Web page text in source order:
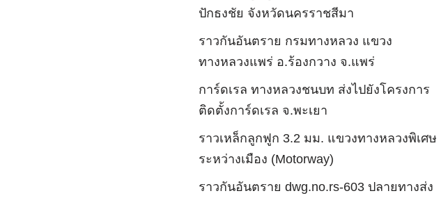
ปักธงชัย จังหวัดนครราชสีมา
ราวกันอันตราย กรมทางหลวง แขวง
ทางหลวงแพร่ อ.ร้องกวาง จ.แพร่
การ์ดเรล ทางหลวงชนบท ส่งไปยังโครงการ
ติดตั้งการ์ดเรล จ.พะเยา
ราวเหล็กลูกฟูก 3.2 มม. แขวงทางหลวงพิเศษ
ระหว่างเมือง (Motorway)
ราวกันอันตราย dwg.no.rs-603 ปลายทางส่ง